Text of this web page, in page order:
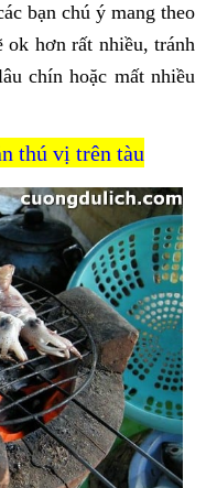
bạn chú ý mang theo
hơn rất nhiều, tránh
chín hoặc mất nhiều
thú vị trên tàu